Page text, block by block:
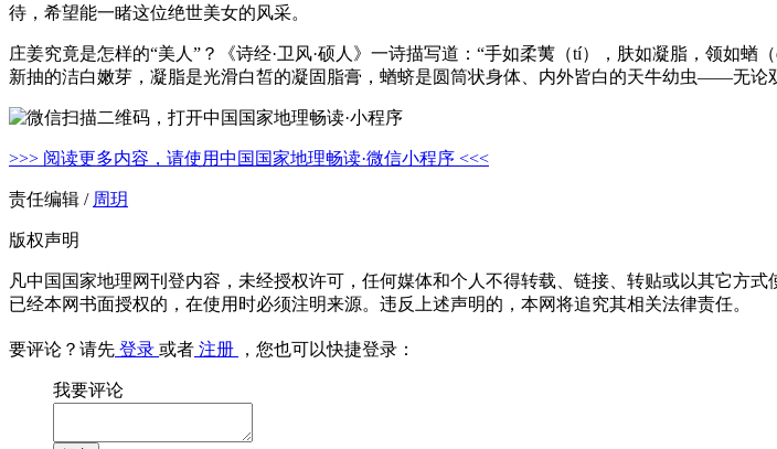
待，希望能一睹这位绝世美女的风采。
庄姜究竟是怎样的“美人”？《诗经·卫风·硕人》一诗描写道：“手如柔荑（tí），肤如凝脂，领如
新抽的洁白嫩芽，凝脂是光滑白皙的凝固脂膏，蝤蛴是圆筒状身体、内外皆白的天牛幼虫——无论
>>> 阅读更多内容，请使用中国国家地理畅读·微信小程序 <<<
责任编辑 / 周玥
版权声明
凡中国国家地理网刊登内容，未经授权许可，任何媒体和个人不得转载、链接、转贴或以其它方式
已经本网书面授权的，在使用时必须注明来源。违反上述声明的，本网将追究其相关法律责任。
要评论？请先 登录 或者 注册 ，您也可以快捷登录：
我要评论